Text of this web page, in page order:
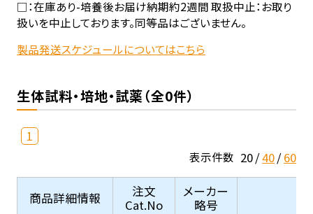
□：在庫あり-培養後お届け納期約2週間 取扱中止：お取り
扱いを中止しております。同等品はございません。
製品発送スケジュールについてはこちら
生体試料・培地・試薬（全0件）
1
表示件数 20 40 60
商品詳細情報
注文
Cat.No
メーカー
略号